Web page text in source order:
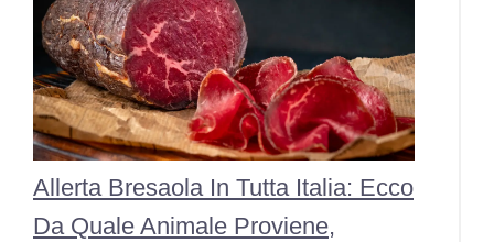
Allerta Bresaola In Tutta Italia: Ecco
Da Quale Animale Proviene,